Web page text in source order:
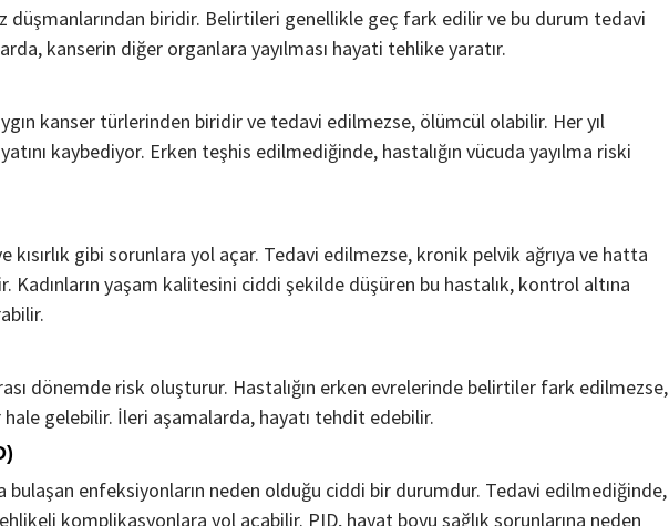
düşmanlarından biridir. Belirtileri genellikle geç fark edilir ve bu durum tedavi
kanserin diğer organlara yayılması hayati tehlike yaratır.
kanser türlerinden biridir ve tedavi edilmezse, ölümcül olabilir. Her yıl
kaybediyor. Erken teşhis edilmediğinde, hastalığın vücuda yayılma riski
kısırlık gibi sorunlara yol açar. Tedavi edilmezse, kronik pelvik ağrıya ve hatta
Kadınların yaşam kalitesini ciddi şekilde düşüren bu hastalık, kontrol altına
dönemde risk oluşturur. Hastalığın erken evrelerinde belirtiler fark edilmezse,
gelebilir. İleri aşamalarda, hayatı tehdit edebilir.
enfeksiyonların neden olduğu ciddi bir durumdur. Tedavi edilmediğinde,
komplikasyonlara yol açabilir. PID, hayat boyu sağlık sorunlarına neden
Teknoloji
azaltılmasında önemli bir role sahiptir. Teknolojinin
ilerlemesi ve çevre bilincinin gelişmesiyle birlikte çevre